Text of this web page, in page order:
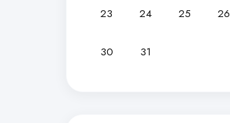
23 24 25 26
30 31